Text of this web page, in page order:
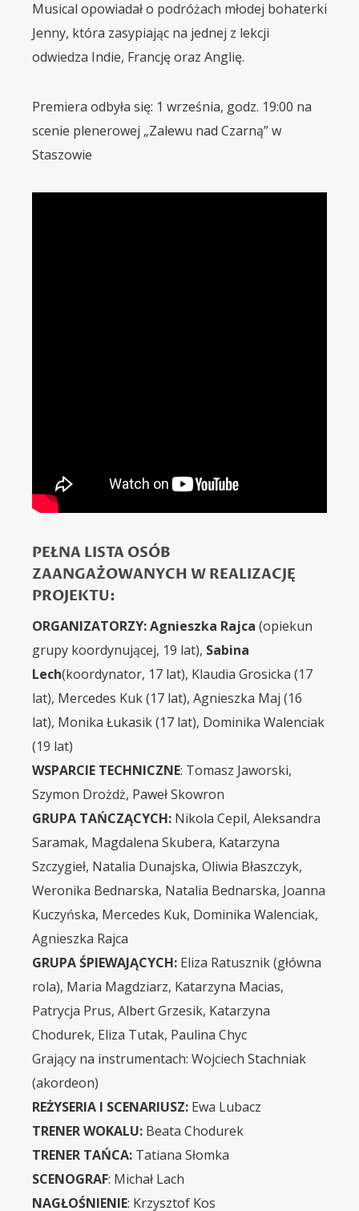
Musical opowiadał o podróżach młodej bohaterki
Jenny, która zasypiając na jednej z lekcji
odwiedza Indie, Francję oraz Anglię.
Premiera odbyła się: 1 września, godz. 19:00 na
scenie plenerowej „Zalewu nad Czarną” w
Staszowie
PEŁNA LISTA OSÓB
ZAANGAŻOWANYCH W REALIZACJĘ
PROJEKTU:
ORGANIZATORZY:Agnieszka Rajca (opiekun
grupy koordynującej, 19 lat), Sabina
Lech(koordynator, 17 lat), Klaudia Grosicka (17
lat), Mercedes Kuk (17 lat), Agnieszka Maj (16
lat), Monika Łukasik (17 lat), Dominika Walenciak
(19 lat)
WSPARCIE TECHNICZNE: Tomasz Jaworski,
Szymon Drożdż, Paweł Skowron
GRUPA TAŃCZĄCYCH: Nikola Cepil, Aleksandra
Saramak, Magdalena Skubera, Katarzyna
Szczygieł, Natalia Dunajska, Oliwia Błaszczyk,
Weronika Bednarska, Natalia Bednarska, Joanna
Kuczyńska, Mercedes Kuk, Dominika Walenciak,
Agnieszka Rajca
GRUPA ŚPIEWAJĄCYCH: Eliza Ratusznik (główna
rola), Maria Magdziarz, Katarzyna Macias,
Patrycja Prus, Albert Grzesik, Katarzyna
Chodurek, Eliza Tutak, Paulina Chyc
Grający na instrumentach: Wojciech Stachniak
(akordeon)
REŻYSERIA I SCENARIUSZ: Ewa Lubacz
TRENER WOKALU: Beata Chodurek
TRENER TAŃCA: Tatiana Słomka
SCENOGRAF: Michał Lach
NAGŁOŚNIENIE: Krzysztof Kos